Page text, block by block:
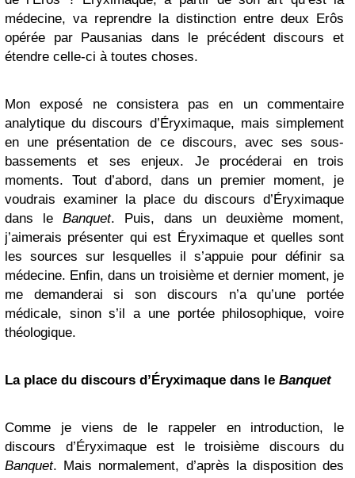
médecine, va reprendre la distinction entre deux Erôs
opérée par Pausanias dans le précédent discours et
étendre celle-ci à toutes choses.
Mon exposé ne consistera pas en un commentaire
analytique du discours d’Éryximaque, mais simplement
en une présentation de ce discours, avec ses sous-
bassements et ses enjeux. Je procéderai en trois
moments. Tout d’abord, dans un premier moment, je
voudrais examiner la place du discours d’Éryximaque
dans le Banquet. Puis, dans un deuxième moment,
j’aimerais présenter qui est Éryximaque et quelles sont
les sources sur lesquelles il s’appuie pour définir sa
médecine. Enfin, dans un troisième et dernier moment, je
me demanderai si son discours n’a qu’une portée
médicale, sinon s’il a une portée philosophique, voire
théologique.
La place du discours d’Éryximaque dans le Banquet
Comme je viens de le rappeler en introduction, le
discours d’Éryximaque est le troisième discours du
Banquet. Mais normalement, d’après la disposition des